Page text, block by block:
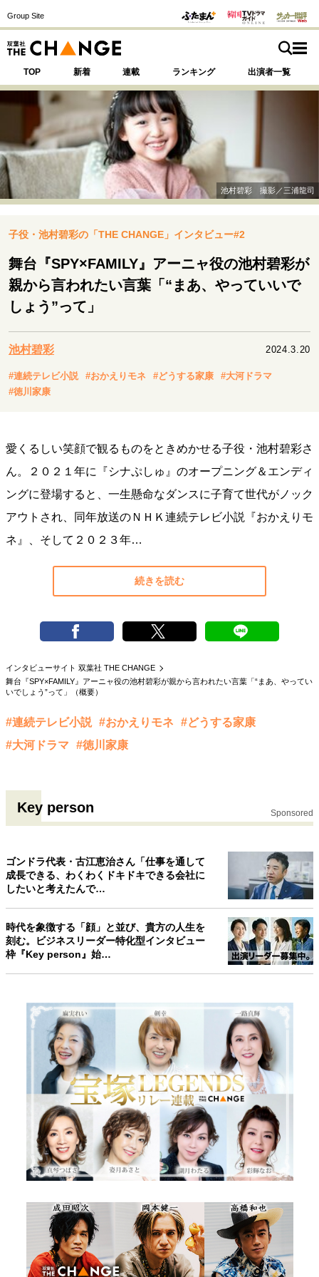
Group Site
TOP 新着 連載 ランキング 出演者一覧
SPECIAL 注目の記事テーマで探す
運命を変えた出会い 決断の裏側
挫折からの再起
表現者の葛藤
人生が動いた日 10代の挫折と原点
セカンドキャリアの描き方
夢を掴む選択
トップが描く未来
マインドセット
10代・20代の土台
ライフスタイル・生き方
親になるということ
病が教えてくれたこと
移住という選択
熱狂できるもの
一生モノの愛用品
70代のグランドデザイン
池村碧彩 撮影／三浦龍司
子役・池村碧彩の「THE CHANGE」インタビュー#2
舞台『SPY×FAMILY』アーニャ役の池村碧彩が
親から言われたい言葉「“まあ、やっていいで
しょう”って」
池村碧彩 2024.3.20
#連続テレビ小説 #おかえりモネ #どうする家康
#大河ドラマ
#徳川家康
愛くるしい笑顔で観るものをときめかせる子役・池村碧彩さ
ん。２０２１年に『シナぷしゅ』のオープニング＆エンディ
ングに登場すると、一生懸命なダンスに子育て世代がノック
アウトされ、同年放送のＮＨＫ連続テレビ小説『おかえりモ
ネ』、そして２０２３年…
続きを読む
インタビューサイト 双葉社 THE CHANGE
舞台『SPY×FAMILY』アーニャ役の池村碧彩が親から言われたい言葉「“まあ、やってい
いでしょう”って」（概要）
#連続テレビ小説 #おかえりモネ
#どうする家康
#大河ドラマ
#徳川家康
Key person Sponsored
ゴンドラ代表・古江恵治さん「仕事を通して
成長できる、わくわくドキドキできる会社に
したいと考えたんで…
時代を象徴する「顔」と並び、貴方の人生を
刻む。ビジネスリーダー特化型インタビュー
枠『Key person』始…